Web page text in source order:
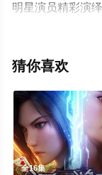
明星演员精彩演
完整版动漫全集
猜你喜欢
全16集